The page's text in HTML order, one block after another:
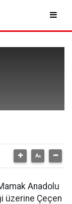
Anadolu
üzerine Çeçen